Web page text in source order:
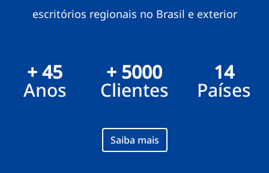
escritórios regionais no Brasil e exterior
+ 45
Anos
+ 5000
Clientes
14
Países
Saiba mais